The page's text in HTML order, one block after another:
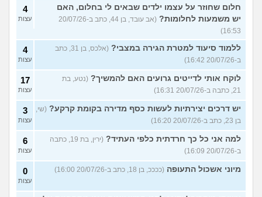
חלום שחוזר על עצמו ילדים שבאים לי בחלום, האם
יש משמעות לחלומות?
(אב עובד, בן 44, כתב ב-20/07/26
16:53)
4
עצות
ללמוד סיעוד למטרת הגירה במצבי?
(אלכס, בן 31, כתב
ב-20/07/26 16:42)
4
עצות
לוקח אותי לדייטים גרועים האם להמשיך? (נטע, בת
21, כתבה ב-20/07/26 16:31)
17
עצות
יש דרכים יצירתיות לעשות כסף מדירה בקומת קרקע? (שי,
בן 23, כתב ב-20/07/26 16:20)
3
עצות
למה אני כל כך חרדתית כלפי העתיד?
(ירין, בת 19, כתבה
ב-20/07/26 16:09)
6
עצות
מיוני אשכול התעופה (ככככ, בן 18, כתב ב-20/07/26 16:00) 0
עצות